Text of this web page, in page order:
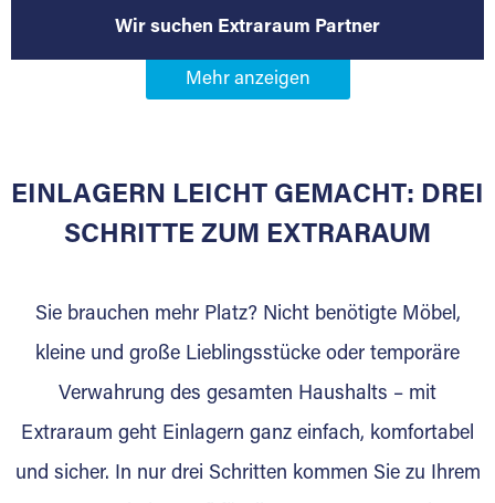
Wir suchen Extraraum Partner
Werden Sie Extraraum Partner in
Sie bieten Kunden Lagerraum zur Miete, der
für die Einlagerung von Umzugsgut gebaut
Lagerkunden und Vermietungen.
Ihre Vorteile als Extraraum Partner:
Marktgerechte Preise
Digitale Buchungsplattform
Gewinnung von Neukunden
EINLAGERN LEICHT GEMACHT: DREI
SCHRITTE ZUM EXTRARAUM
Sie brauchen mehr Platz? Nicht benötigte Möbel,
kleine und große Lieblingsstücke oder temporäre
Verwahrung des gesamten Haushalts – mit
Extraraum geht Einlagern ganz einfach, komfortabel
und sicher. In nur drei Schritten kommen Sie zu Ihrem